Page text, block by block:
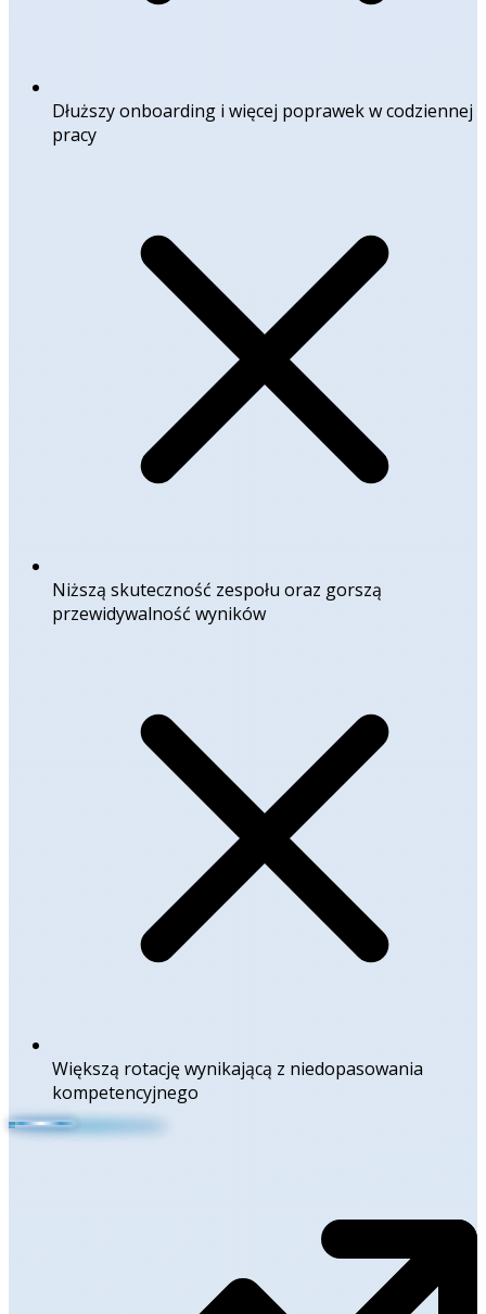
Dłuższy onboarding i więcej poprawek w codziennej
pracy
Niższą skuteczność zespołu oraz gorszą
przewidywalność wyników
Większą rotację wynikającą z niedopasowania
kompetencyjnego